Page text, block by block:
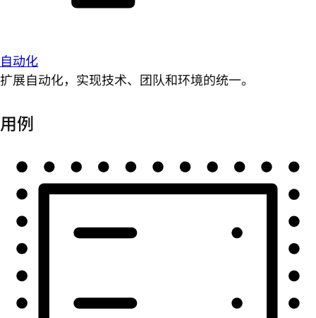
自动化
扩展自动化，实现技术、团队和环境的统一。
用例